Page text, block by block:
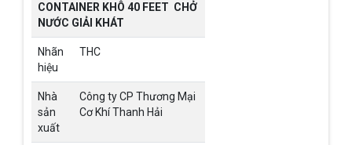
CONTAINER KHÔ 40 FEET CHỞ
NƯỚC GIẢI KHÁT
Nhãn
hiệu
THC
Nhà
sản
xuất
Công ty CP Thương Mại
Cơ Khí Thanh Hải